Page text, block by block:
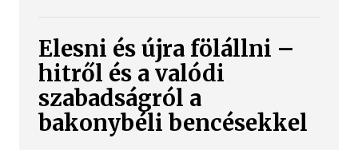
Elesni és újra fölállni –
hitről és a valódi
szabadságról a
bakonybéli bencésekkel